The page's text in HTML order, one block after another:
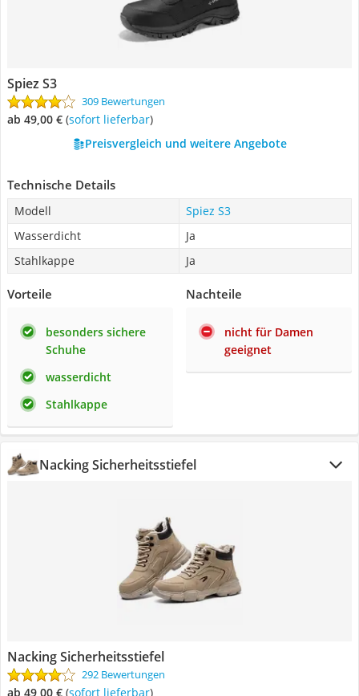
Spiez S3
309 Bewertungen
ab 49,00 € ( Sofort lieferbar)
Preisvergleich und weitere Angebote
Technische Details
Modell
Spiez S3
Wasserdicht
Ja
Stahlkappe
Ja
Vorteile
besonders sichere
Schuhe
wasserdicht
Stahlkappe
Nachteile
nicht für Damen
geeignet
Nacking Sicherheitsstiefel
Nacking Sicherheitsstiefel
292 Bewertungen
ab 49,00 € ( Sofort lieferbar)